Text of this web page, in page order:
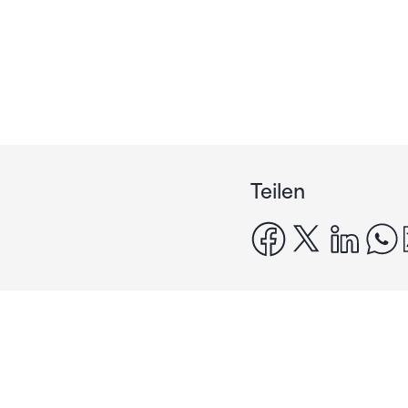
Teilen
facebook
x